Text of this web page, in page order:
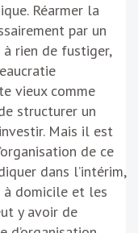
Réarmer la
par un
rien de fustiger,
vieux comme
structurer un
Mais il est
de ce
dans l’intérim,
à domicile et les
y avoir de